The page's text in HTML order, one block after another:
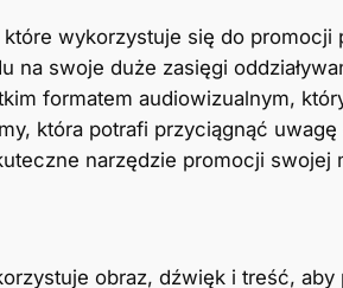
wykorzystuje się do promocji
swoje duże zasięgi
formatem audiowizualnym,
która potrafi przyciągnąć
narzędzie promocji swojej
obraz, dźwięk i treść,